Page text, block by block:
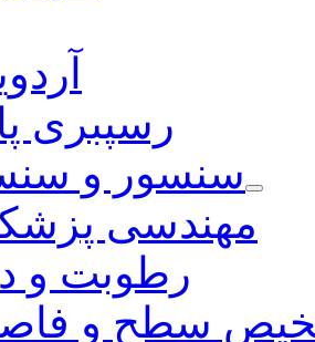
رسپبری
سنسور و
مهندسی
رطوبت و
سطح و